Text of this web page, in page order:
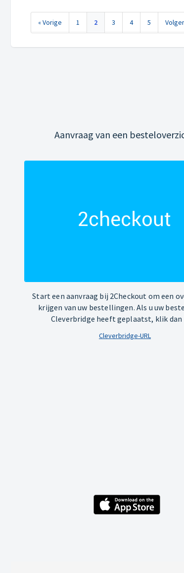
« Vorige 1 2 3 4 5
Aanvraag van een
Start een aanvraag bij 2Checkout om een
krijgen van uw bestellingen. Als u uw
Cleverbridge heeft geplaatst, klik dan
Cleverbridge-URL